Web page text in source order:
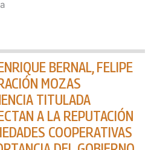
BERNAL, FELIPE
MOZAS
TITULADA
A LA REPUTACIÓN
COOPERATIVAS